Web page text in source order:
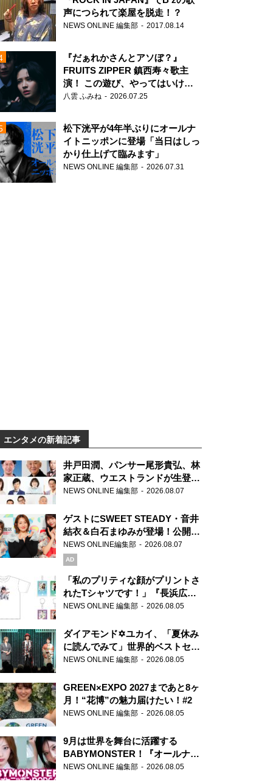
声につられて楽屋を脱走！？
NEWS ONLINE 編集部 2017.08.14
『だぁれかさんとアソぼ？』
FRUITS ZIPPER 鎮西寿々歌主
演！ この遊び、やってはいけま
せん。
八雲 ふみね 2026.07.25
松下洸平が4年半ぶりにオールナ
イトニッポンに登場「当日はしっ
かり仕上げて臨みます」
NEWS ONLINE 編集部 2026.07.31
エンタメの新着記事
井戸田潤、パンサー尾形貴弘、林
家正蔵、ウエストランドが生登
場！『ラジオビバリー昼ズ』
NEWS ONLINE 編集部 2026.08.07
ゲストにSWEET STEADY・音井
結衣＆白石まゆみが登場！公開収
録で素顔全開！
NEWS ONLINE編集部 2026.08.07
AD
「私のプリティな顔がプリントさ
れたTシャツです！」『長浜広奈
天下無双』初の番組グッズ発売
NEWS ONLINE 編集部 2026.08.05
ダイアモンド✡ユカイ、「夏休み
に読んでみて」世界的ベストセラ
ー『アナスタシア』を紹介
NEWS ONLINE 編集部 2026.08.05
GREEN×EXPO 2027まであと8ヶ
月！“花博”の魅力届けたい！#2
NEWS ONLINE 編集部 2026.08.05
9月は世界を舞台に活躍する
BABYMONSTER！『オールナイ
トニッポンPODCAST』月替わり
NEWS ONLINE 編集部 2026.08.05